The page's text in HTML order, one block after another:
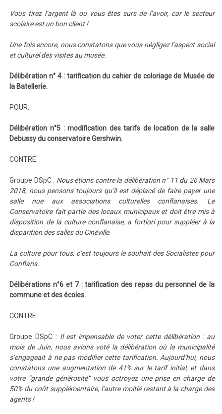
Vous tirez l’argent là ou vous êtes surs de l’avoir, car le secteur
scolaire est un bon client !
Une fois encore, nous constatons que vous négligez l’aspect social
et culturel des visites au musée.
Délibération n° 4 : tarification du cahier de coloriage de Musée de
la Batellerie.
POUR.
Délibération n°5 : modification des tarifs de location de la salle
Debussy du conservatoire Gershwin.
CONTRE.
Groupe DSpC : Nous étions contre la délibération n° 11 du 26 Mars
2018, nous pensons toujours qu’il est déplacé de faire payer une
salle nue aux associations culturelles conflanaises. Le
Conservatoire fait partie des locaux municipaux et doit être mis à
disposition de la culture conflanaise, a fortiori pour suppléer à la
disparition des salles du Cinéville.
La culture pour tous, c’est toujours le souhait des Socialistes pour
Conflans.
Délibérations n°6 et 7 : tarification des repas du personnel de la
commune et des écoles.
CONTRE.
Groupe DSpC : Il est impensable de voter cette délibération : au
mois de Juin, nous avions voté la délibération où la municipalité
s’engageait à ne pas modifier cette tarification. Aujourd’hui, nous
constatons une augmentation de 41% sur le tarif initial, et dans
votre “grande générosité” vous octroyez une prise en charge de
50% du coût supplémentaire, l’autre moitié restant à la charge des
agents !